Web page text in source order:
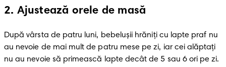
2. Ajustează orele de masă
După vârsta de patru luni, bebeluşii hrăniţi cu lapte praf nu
au nevoie de mai mult de patru mese pe zi, iar cei alăptaţi
nu au nevoie să primească lapte decât de 5 sau 6 ori pe zi.